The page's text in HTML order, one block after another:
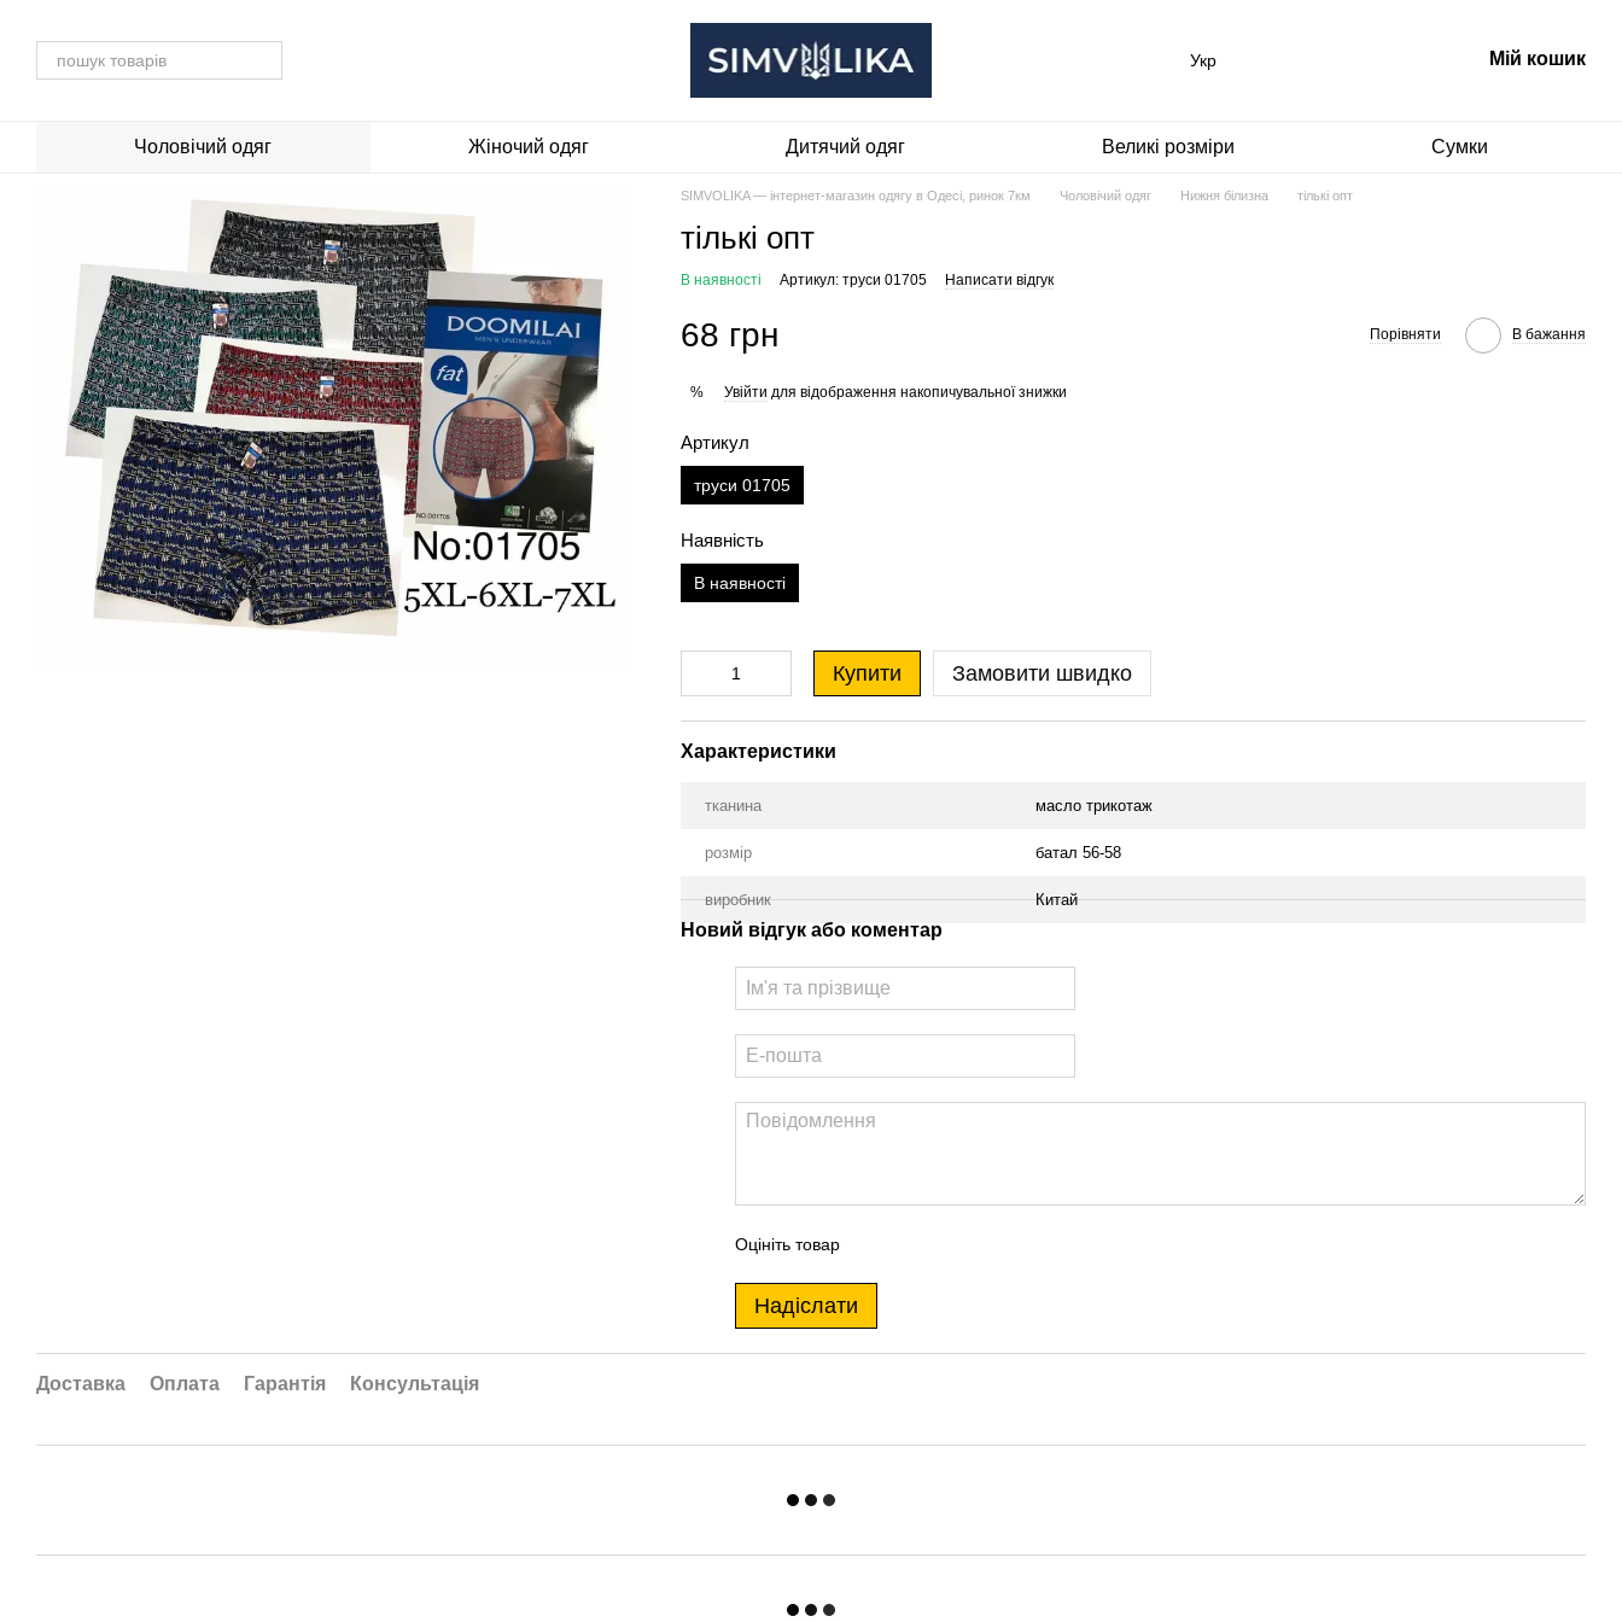
Укр Мій кошик
Чоловічий одяг Жіночий одяг Дитячий одяг Великі розміри Сумки
SIMVOLIKA — інтернет-магазин одягу в Одесі, ринок 7км Чоловічий одяг Нижня білизна тількі опт
тількі опт
В наявності Артикул: труси 01705 Написати відгук
68 грн Порівняти В бажання
% Увійти для відображення накопичувальної знижки
Артикул
труси 01705
Наявність
В наявності
Купити Замовити швидко
Характеристики
тканина масло трикотаж
розмір батал 56-58
виробник Китай
Новий відгук або коментар
Оцініть товар
Надіслати
Доставка Оплата Гарантія Консультація